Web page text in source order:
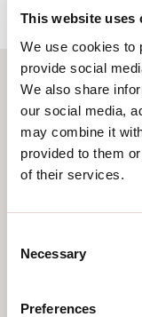
This website uses
We use cookies to
provide social
We also share
our social media,
may combine it
provided to them
of their services.
Selection
Necessary
Preferences